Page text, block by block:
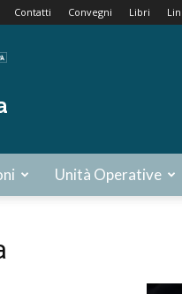
Contatti Convegni Libri
Unità Operative